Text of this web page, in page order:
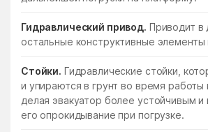
Гидравлический привод. Приводит в
остальные конструктивные элементы
Стойки. Гидравлические стойки,
и упираются в грунт во время работы
делая эвакуатор более устойчивым
его опрокидывание при погрузке.